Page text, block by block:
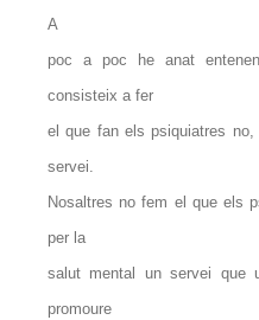
A
poc a poc he anat
consisteix a fer
el que fan els psiquiatres
servei.
Nosaltres no fem el que els
per la
salut mental un servei que
promoure